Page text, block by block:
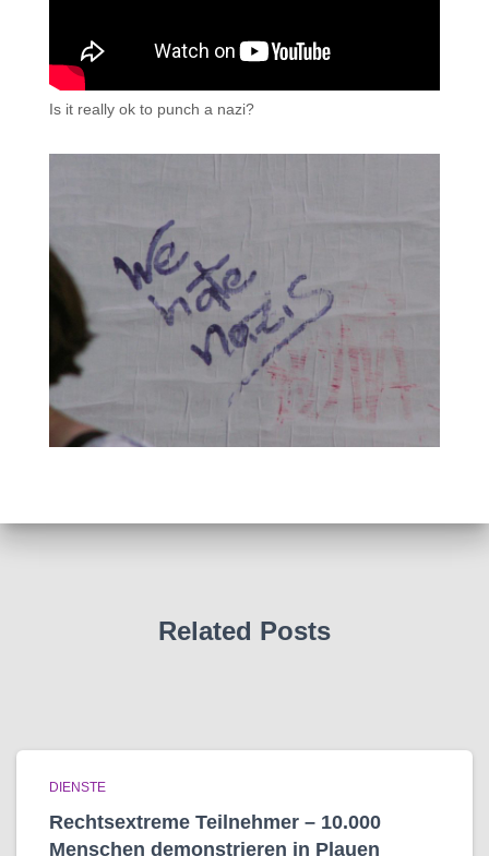
Is it really ok to punch a nazi?
Related Posts
DIENSTE
Rechtsextreme Teilnehmer – 10.000
Menschen demonstrieren in Plauen